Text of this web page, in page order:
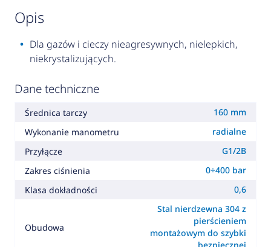
opis
Dla gazów i cieczy nieagresywnych, nielepkich,
niekrystalizujących.
Dane techniczne
Średnica tarczy
160 mm
Wykonanie manometru
radialne
Przyłącze
G1/2B
Zakres ciśnienia
0÷400 bar
Klasa dokładności
0,6
Obudowa
Stal nierdzewna 304 z
pierścieniem
montażowym do szybki